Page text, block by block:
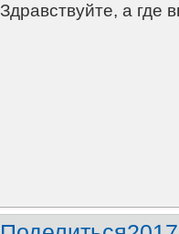
Здравствуйте, а где